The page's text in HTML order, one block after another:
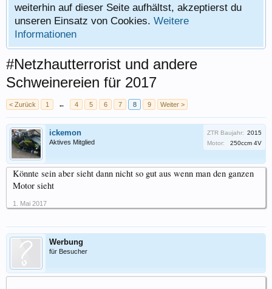
weiterhin auf dieser Seite aufhältst, akzeptierst du
unseren Einsatz von Cookies. Weitere
Informationen
#Netzhautterrorist und andere
Schweinereien für 2017
< Zurück 1 ← 4 5 6 7 8 9 Weiter >
ickemon
Aktives Mitglied
ZTR Baujahr: 2015
Motor:
250ccm 4V
Könnte sein aber sieht dann nicht so gut aus wenn man den ganzen
Motor sieht
1. Mai 2017
Werbung
für Besucher